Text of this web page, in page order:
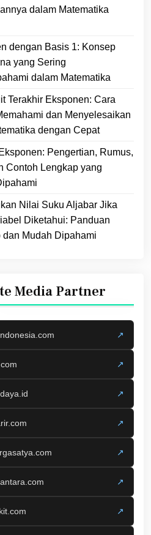
dalam Matematika
dengan Basis 1: Konsep
yang Sering
dalam Matematika
Terakhir Eksponen: Cara
dan Menyelesaikan
dengan Cepat
Pengertian, Rumus,
Contoh Lengkap yang
Nilai Suku Aljabar Jika
Diketahui: Panduan
dan Mudah Dipahami
Media Partner
↗
↗
↗
↗
↗
↗
↗